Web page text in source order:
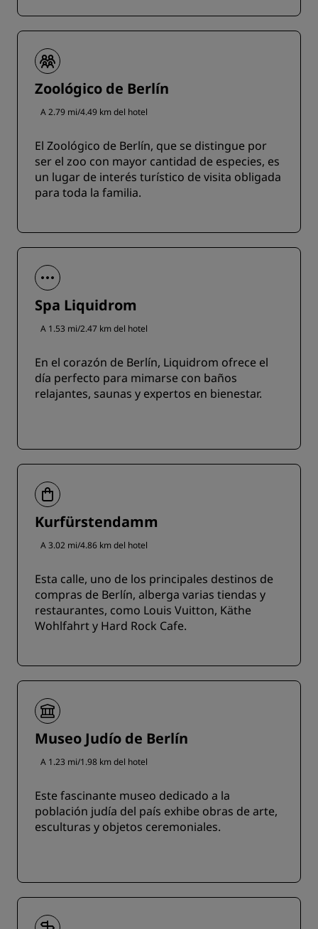
Zoológico de Berlín
A 2.79 mi/4.49 km del hotel
El Zoológico de Berlín, que se distingue por
ser el zoo con mayor cantidad de especies, es
un lugar de interés turístico de visita obligada
para toda la familia.
Spa Liquidrom
A 1.53 mi/2.47 km del hotel
En el corazón de Berlín, Liquidrom ofrece el
día perfecto para mimarse con baños
relajantes, saunas y expertos en bienestar.
Kurfürstendamm
A 3.02 mi/4.86 km del hotel
Esta calle, uno de los principales destinos de
compras de Berlín, alberga varias tiendas y
restaurantes, como Louis Vuitton, Käthe
Wohlfahrt y Hard Rock Cafe.
Museo Judío de Berlín
A 1.23 mi/1.98 km del hotel
Este fascinante museo dedicado a la
población judía del país exhibe obras de arte,
esculturas y objetos ceremoniales.